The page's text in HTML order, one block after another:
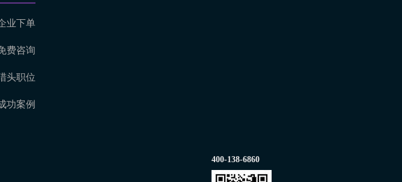
业下单
费咨询
头职位
功案例
400-138-6860